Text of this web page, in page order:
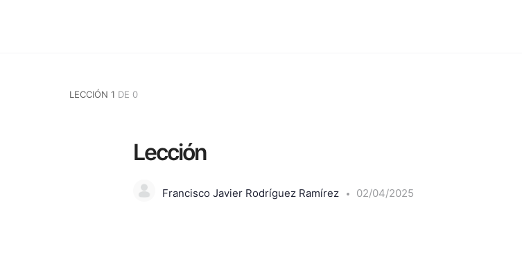
LECCIÓN 1 DE 0
Lección
Francisco Javier Rodríguez Ramírez 02/04/2025